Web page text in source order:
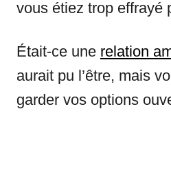
vous étiez trop effrayé
Était-ce une relation
aurait pu l’être, mais
garder vos options